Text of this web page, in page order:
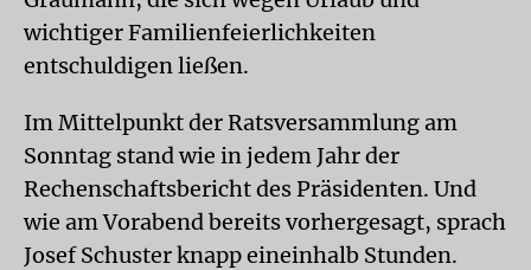
wichtiger Familienfeierlichkeiten
entschuldigen ließen.
Im Mittelpunkt der Ratsversammlung am
Sonntag stand wie in jedem Jahr der
Rechenschaftsbericht des Präsidenten. Und
wie am Vorabend bereits vorhergesagt, sprach
Josef Schuster knapp eineinhalb Stunden.